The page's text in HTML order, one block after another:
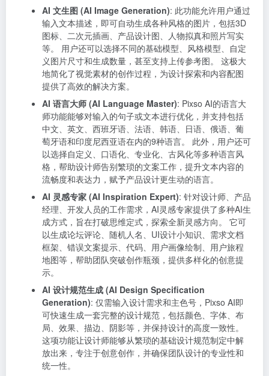
AI 文生图 (AI Image Generation): 此功能允许用户通过
输入文本描述，即可自动生成各种风格的图片，包括3D
图标、二次元插画、产品设计图、人物拟真和照片写实
等。 用户还可以选择不同的基础模型、风格模型、自定
义图片尺寸和生成数量，甚至支持上传参考图。 这极大
地简化了视觉素材的创作过程，为设计探索和内容配图
提供了高效的解决方案。
AI 语言大师 (AI Language Master): Pixso AI的语言大
师功能能够对输入的句子或文本进行优化，并支持包括
中文、英文、西班牙语、法语、韩语、日语、俄语、葡
萄牙语和印度尼西亚语在内的9种语言。 此外，用户还可
以选择自定义、口语化、专业化、古风化等多种语言风
格，帮助设计师告别繁琐的文案工作，提升文本内容的
流畅度和表达力，赋予产品设计更生动的语言。
AI 灵感专家 (AI Inspiration Expert): 针对设计师、产品
经理、开发人员的工作需求，AI灵感专家提供了多种AI生
成方式，旨在打破思维定式，探索全新灵感方向。 它可
以生成论坛评论、随机人名、UI设计小知识、需求文档
框架、错误文案提示、代码、用户画像绘制、用户旅程
地图等，帮助团队突破创作瓶颈，提供多样化的创意提
示。
AI 设计规范生成 (AI Design Specification
Generation): 仅需输入设计需求和主色号，Pixso AI即
可快速生成一套完整的设计规范，包括颜色、字体、布
局、效果、描边、阴影等，并保持设计的高度一致性。
这项功能让设计师能够从繁琐的基础设计规范制定中解
放出来，专注于创意创作，并确保团队设计的专业性和
统一性。